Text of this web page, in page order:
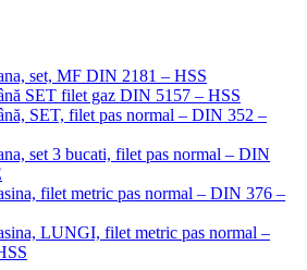
set, MF DIN 2181 – HSS
SET filet gaz DIN 5157 – HSS
SET, filet pas normal – DIN 352 –
set 3 bucati, filet pas normal – DIN
filet metric pas normal – DIN 376 –
LUNGI, filet metric pas normal –